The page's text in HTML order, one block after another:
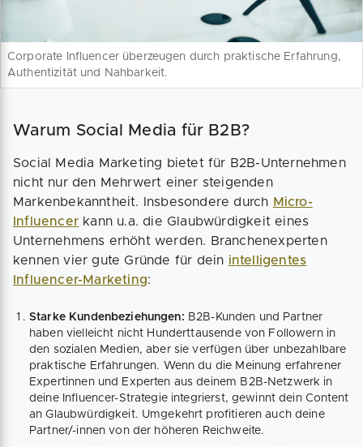
Corporate Influencer überzeugen durch praktische Erfahrung,
Authentizität und Nahbarkeit.
Warum Social Media für B2B?
Social Media Marketing bietet für B2B-Unternehmen
nicht nur den Mehrwert einer steigenden
Markenbekanntheit. Insbesondere durch Micro-
Influencer kann u.a. die Glaubwürdigkeit eines
Unternehmens erhöht werden. Branchenexperten
kennen vier gute Gründe für dein intelligentes
Influencer-Marketing:
Starke Kundenbeziehungen: B2B-Kunden und Partner
haben vielleicht nicht Hunderttausende von Followern in
den sozialen Medien, aber sie verfügen über unbezahlbare
praktische Erfahrungen. Wenn du die Meinung erfahrener
Expertinnen und Experten aus deinem B2B-Netzwerk in
deine Influencer-Strategie integrierst, gewinnt dein Content
an Glaubwürdigkeit. Umgekehrt profitieren auch deine
Partner/-innen von der höheren Reichweite.